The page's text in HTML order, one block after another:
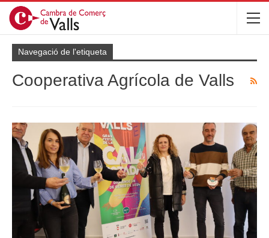
Navegació de l'etiqueta
Cooperativa Agrícola de Valls